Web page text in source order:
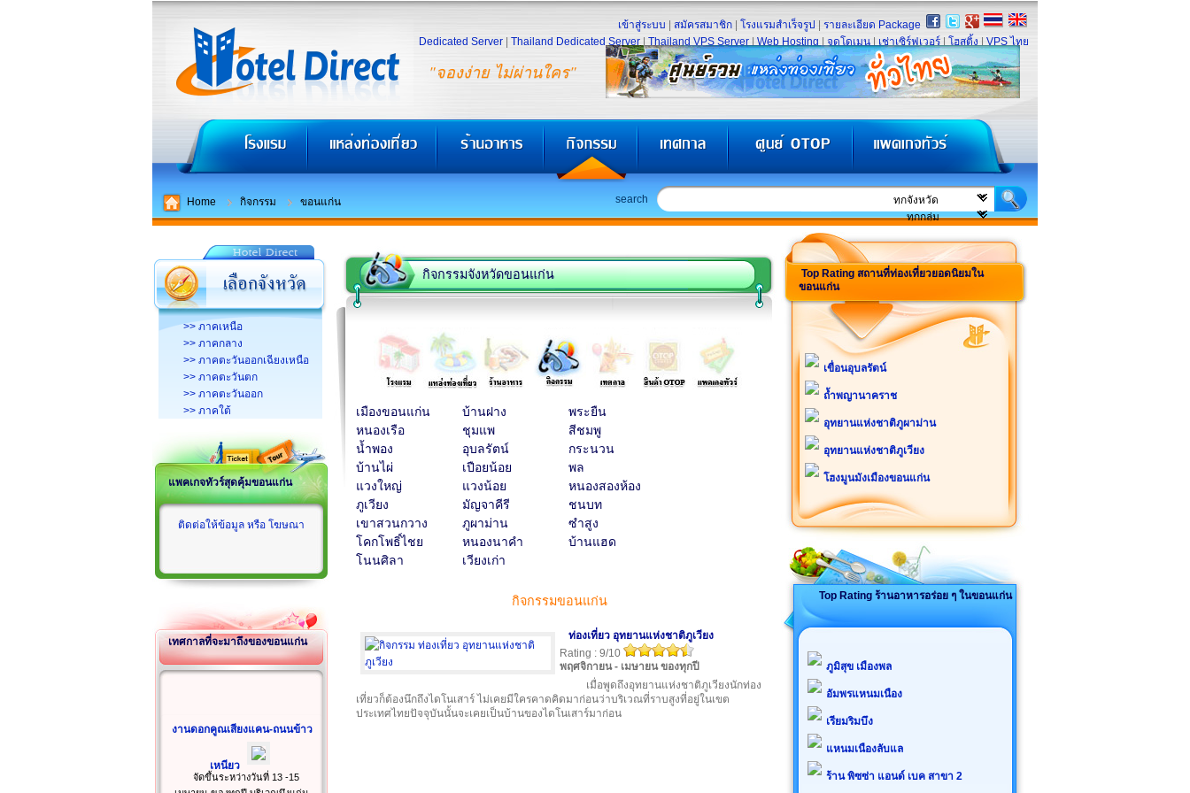
"จองง่าย ไม่ผ่านใคร"
เข้าสู่ระบบ สมัครสมาชิก โรงแรมสำเร็จรูป
รายละเอียด Package
Dedicated Server
Thailand Dedicated Server Thailand VPS Server Web Hosting จดโดเมน เช่าเซิร์ฟเวอร์ โฮสติ้ง VPS ไทย
Home กิจกรรม ขอนแก่น search
>> ภาคเหนือ
>> ภาคกลาง
>> ภาคตะวันออกเฉียงเหนือ
>> ภาคตะวันตก
>> ภาคตะวันออก
>> ภาคใต้
แพคเกจทัวร์สุดคุ้มขอนแก่น
ติดต่อให้ข้อมูล หรือ โฆษณา
เทศกาลที่จะมาถึงของขอนแก่น
งานดอกคูณเสียงแคน-ถนนข้าว
เหนียว
จัดขึ้นระหว่างวันที่ 13 -15
กิจกรรมจังหวัดขอนแก่น
เมืองขอนแก่น บ้านฝาง
พระยืน
หนองเรือ
ชุมแพ
สีชมพู
น้ำพอง
อุบลรัตน์
กระนวน
บ้านไผ่
เปือยน้อย
พล
แวงใหญ่
แวงน้อย
หนองสองห้อง
ภูเวียง
มัญจาคีรี
ชนบท
เขาสวนกวาง
ภูผาม่าน
ซำสูง
โคกโพธิ์ไชย
หนองนาคำ
บ้านแฮด
โนนศิลา
เวียงเก่า
กิจกรรมขอนแก่น
ท่องเที่ยว อุทยานแห่งชาติภูเวียง
Rating : 9/10
พฤศจิกายน - เมษายน ของทุกปี
เมื่อพูดถึงอุทยานแห่งชาติภูเวียงนักท่อง
เที่ยวก็ต้องนึกถึงไดโนเสาร์ ไม่เคยมีใครคาดคิดมาก่อนว่าบริเวณที่ราบสูงที่อยู่ในเขต
ประเทศไทยปัจจุบันนั้นจะเคยเป็นบ้านของไดโนเสาร์มาก่อน
Top Rating สถานที่ท่องเที่ยวยอดนิยมใน
ขอนแก่น
เขื่อนอุบลรัตน์
ถ้ำพญานาคราช
อุทยานแห่งชาติภูผาม่าน
อุทยานแห่งชาติภูเวียง
โฮงมูนมังเมืองขอนแก่น
Top Rating ร้านอาหารอร่อย ๆ ในขอนแก่น
ภูมิสุข เมืองพล
อัมพรแหนมเนือง
เรียมริมบึง
แหนมเนืองลับแล
ร้าน พิซซ่า แอนด์ เบค สาขา 2